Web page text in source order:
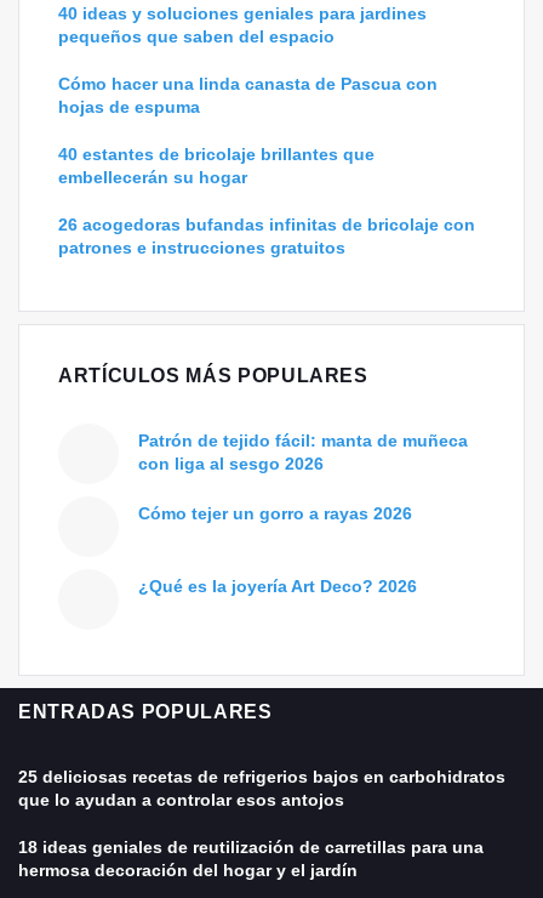
40 ideas y soluciones geniales para jardines
pequeños que saben del espacio
Cómo hacer una linda canasta de Pascua con
hojas de espuma
40 estantes de bricolaje brillantes que
embellecerán su hogar
26 acogedoras bufandas infinitas de bricolaje con
patrones e instrucciones gratuitos
ARTÍCULOS MÁS POPULARES
Patrón de tejido fácil: manta de muñeca
con liga al sesgo 2026
Cómo tejer un gorro a rayas 2026
¿Qué es la joyería Art Deco? 2026
ENTRADAS POPULARES
25 deliciosas recetas de refrigerios bajos en carbohidratos
que lo ayudan a controlar esos antojos
18 ideas geniales de reutilización de carretillas para una
hermosa decoración del hogar y el jardín